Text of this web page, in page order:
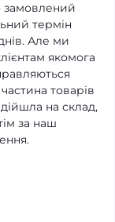
замовлений
термін
Але ми
якомога
товарів
на склад,
за наш